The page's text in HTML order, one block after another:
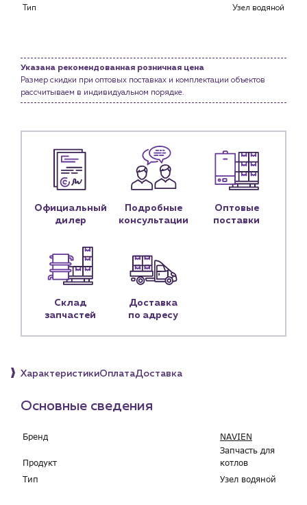
Портфолио
Новости
Личный кабинет
Контакты
+7 (918) 070-19-79
Пн – пт: 9:00 – 18:00
sales@profpotok.ru
Тип
Узел водяной
Указана рекомендованная розничная цена
Размер скидки при оптовых поставках и комплектации объектов
рассчитываем в индивидуальном порядке.
Официальный
дилер
Подробные
консультации
Оптовые
поставки
Склад
запчастей
Доставка
по адресу
ХарактеристикиОплатаДоставка
Основные сведения
Бренд NAVIEN
Продукт
Запчасть для
котлов
Тип
Узел водяной